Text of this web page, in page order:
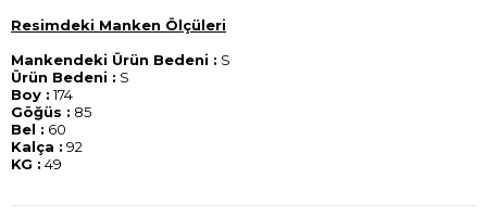
Resimdeki Manken Ölçüleri
Mankendeki Ürün Bedeni : S
Ürün Bedeni : S
Boy :174
Göğüs : 85
Bel : 60
Kalça : 92
KG : 49